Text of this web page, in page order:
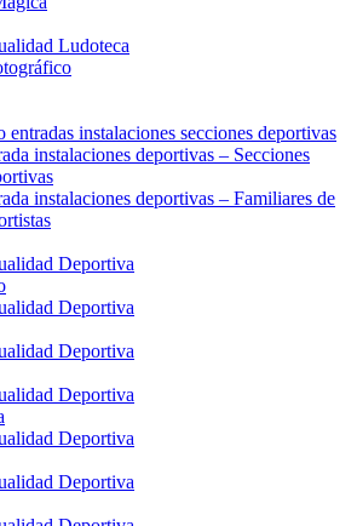
Ludoteca
entradas instalaciones secciones deportivas
instalaciones deportivas – Secciones
instalaciones deportivas – Familiares de
Deportiva
Deportiva
Deportiva
Deportiva
Deportiva
Deportiva